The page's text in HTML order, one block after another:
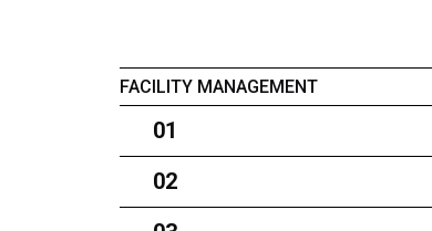
FACILITY MANAGEMENT
01
02